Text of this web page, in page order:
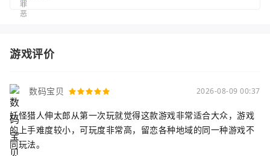
游戏评价
数码宝贝 2026-08-09 00:37
妖怪猎人伸太郎从第一次玩就觉得这款游戏非常适合大众，游戏
的上手难度较小，可玩度非常高，留恋各种地域的同一种游戏不
同玩法。